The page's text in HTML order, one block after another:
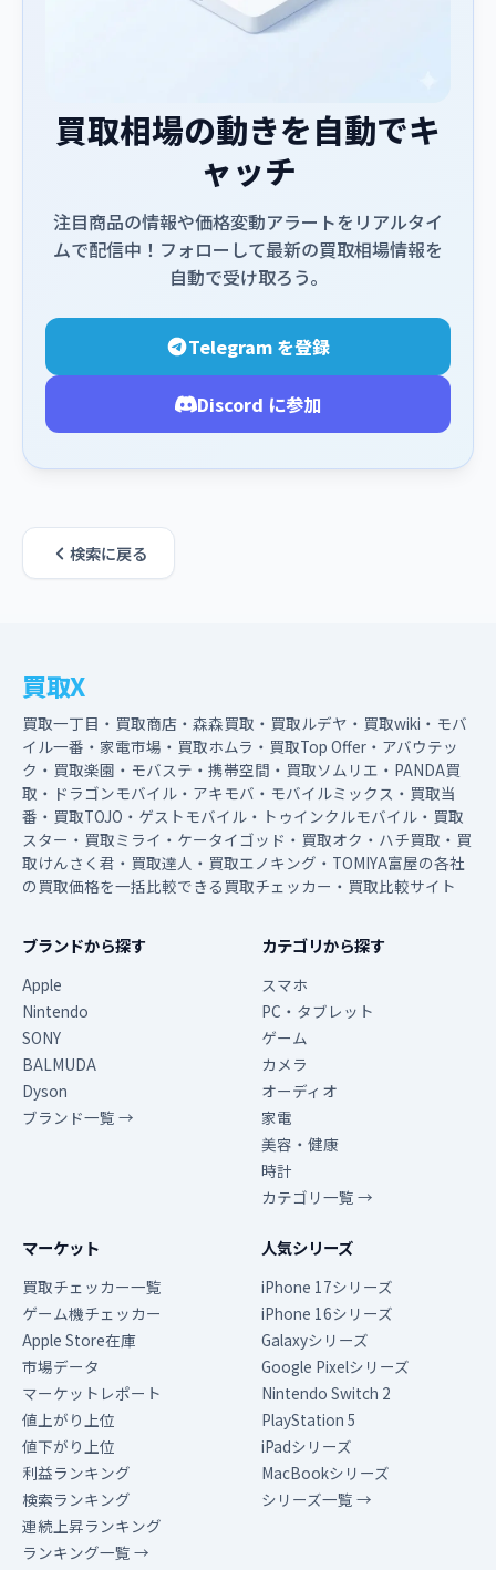
買取相場の動きを自動でキ
ャッチ
注目商品の情報や価格変動アラートをリアルタイ
ムで配信中！フォローして最新の買取相場情報を
自動で受け取ろう。
Telegram を登録
Discord に参加
検索に戻る
買取X
買取一丁目・買取商店・森森買取・買取ルデヤ・買取wiki・モバ
イル一番・家電市場・買取ホムラ・買取Top Offer・アバウテッ
ク・買取楽園・モバステ・携帯空間・買取ソムリエ・PANDA買
取・ドラゴンモバイル・アキモバ・モバイルミックス・買取当
番・買取TOJO・ゲストモバイル・トゥインクルモバイル・買取
スター・買取ミライ・ケータイゴッド・買取オク・ハチ買取・買
取けんさく君・買取達人・買取エノキング・TOMIYA富屋の各社
の買取価格を一括比較できる買取チェッカー・買取比較サイト
ブランドから探す
Apple
Nintendo
SONY
BALMUDA
Dyson
ブランド一覧 →
カテゴリから探す
スマホ
PC・タブレット
ゲーム
カメラ
オーディオ
家電
美容・健康
時計
カテゴリ一覧 →
マーケット
買取チェッカー一覧
ゲーム機チェッカー
Apple Store在庫
市場データ
マーケットレポート
値上がり上位
値下がり上位
利益ランキング
検索ランキング
連続上昇ランキング
ランキング一覧 →
人気シリーズ
iPhone 17シリーズ
iPhone 16シリーズ
Galaxyシリーズ
Google Pixelシリーズ
Nintendo Switch 2
PlayStation 5
iPadシリーズ
MacBookシリーズ
シリーズ一覧 →